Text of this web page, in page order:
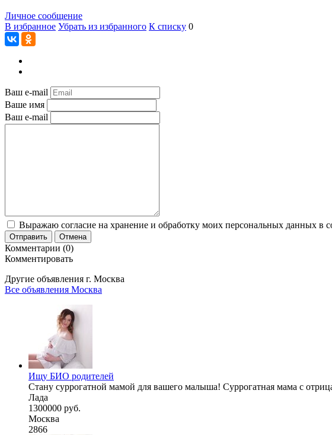
Личное сообщение
В избранное Убрать из избранного К списку 0
Ваш e-mail
Ваше имя
Ваш e-mail
Выражаю согласие на хранение и обработку моих персональных данных в
Отправить Отмена
Комментарии (0)
Комментировать
Другие объявления г. Москва
Все объявления Москва
Ищу БИО родителей
Стану суррогатной мамой для вашего малыша! Суррогатная мама с
Лада
1300000 руб.
Москва
2866